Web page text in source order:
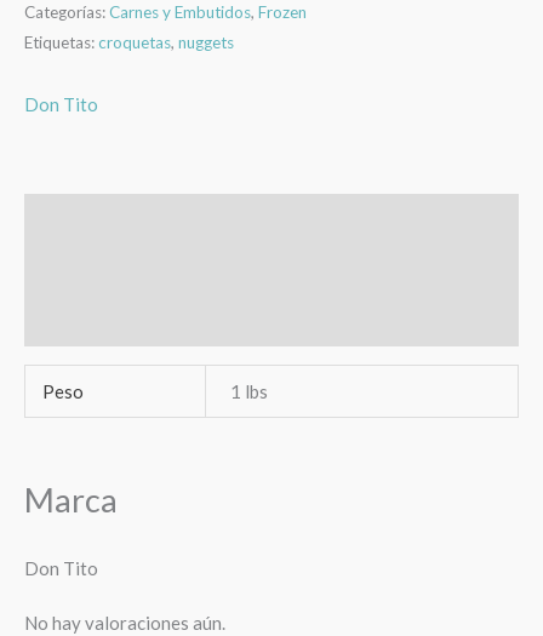
Categorías:Carnes y Embutidos, Frozen
Etiquetas:croquetas, nuggets
Don Tito
Peso 1 lbs
Marca
Don Tito
No hay valoraciones aún.